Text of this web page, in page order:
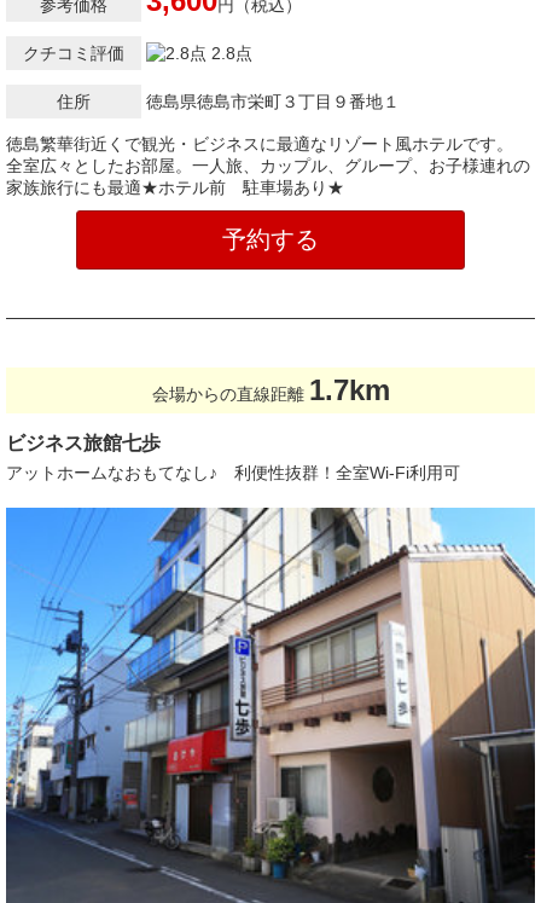
参考価格 円（税込）
クチコミ評価 2.8点
住所 徳島県徳島市栄町３丁目９番地１
徳島繁華街近くで観光・ビジネスに最適なリゾート風ホテルです。
全室広々としたお部屋。一人旅、カップル、グループ、お子様連れの
家族旅行にも最適★ホテル前 駐車場あり★
予約する
会場からの直線距離 1.7km
ビジネス旅館七歩
アットホームなおもてなし♪ 利便性抜群！全室Wi-Fi利用可